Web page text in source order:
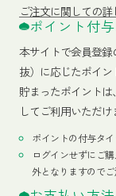
ご注文に関しての詳
ポイント付
本サイトで会員登
抜）に応じたポイン
貯まったポイントは
してご利用いただけ
ポイントの付与タ
ログインせずにご
外となりますのでご